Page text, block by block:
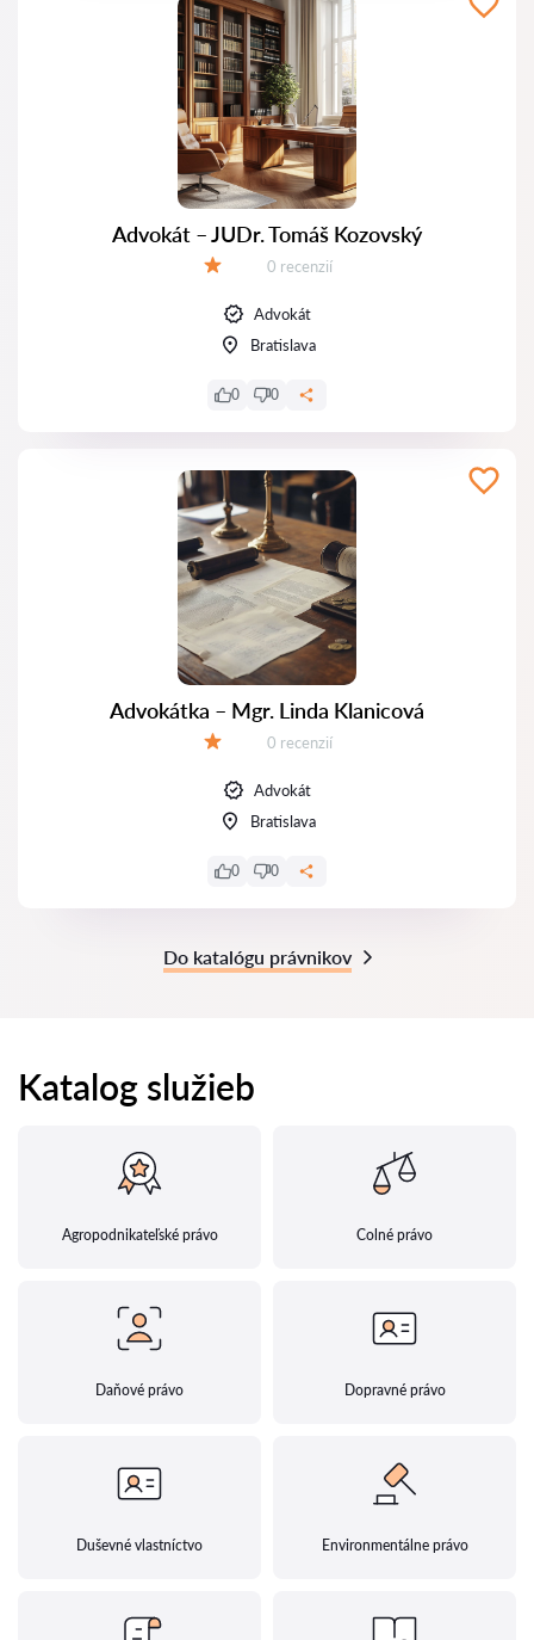
Advokát – JUDr. Tomáš Kozovský
Recenzií:
0 recenzií
Advokát
Bratislava
0 0
Advokátka – Mgr. Linda Klanicová
Recenzií:
0 recenzií
Advokát
Bratislava
0 0
Do katalógu právnikov
Katalog služieb
Agropodnikateľské právo Colné právo
Daňové právo Dopravné právo
Duševné vlastníctvo Environmentálne právo